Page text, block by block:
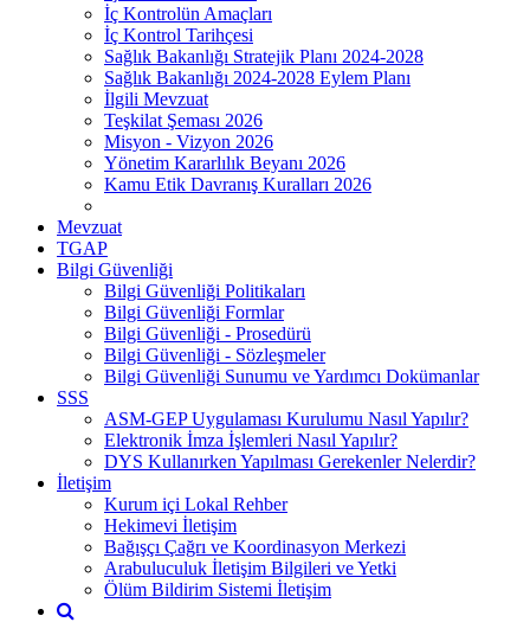
İç Kontrolün Amaçları
İç Kontrol Tarihçesi
Sağlık Bakanlığı Stratejik Planı 2024-2028
Sağlık Bakanlığı 2024-2028 Eylem Planı
İlgili Mevzuat
Teşkilat Şeması 2026
Misyon - Vizyon 2026
Yönetim Kararlılık Beyanı 2026
Kamu Etik Davranış Kuralları 2026
Mevzuat
TGAP
Bilgi Güvenliği
Bilgi Güvenliği Politikaları
Bilgi Güvenliği Formlar
Bilgi Güvenliği - Prosedürü
Bilgi Güvenliği - Sözleşmeler
Bilgi Güvenliği Sunumu ve Yardımcı Dokümanlar
SSS
ASM-GEP Uygulaması Kurulumu Nasıl Yapılır?
Elektronik İmza İşlemleri Nasıl Yapılır?
DYS Kullanırken Yapılması Gerekenler Nelerdir?
İletişim
Kurum içi Lokal Rehber
Hekimevi İletişim
Bağışçı Çağrı ve Koordinasyon Merkezi
Arabuluculuk İletişim Bilgileri ve Yetki
Ölüm Bildirim Sistemi İletişim